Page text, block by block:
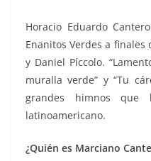
Horacio Eduardo
Enanitos Verdes a finales
y Daniel Píccolo.
muralla verde” y “Tu
grandes himnos
latinoamericano.
¿Quién es Marciano